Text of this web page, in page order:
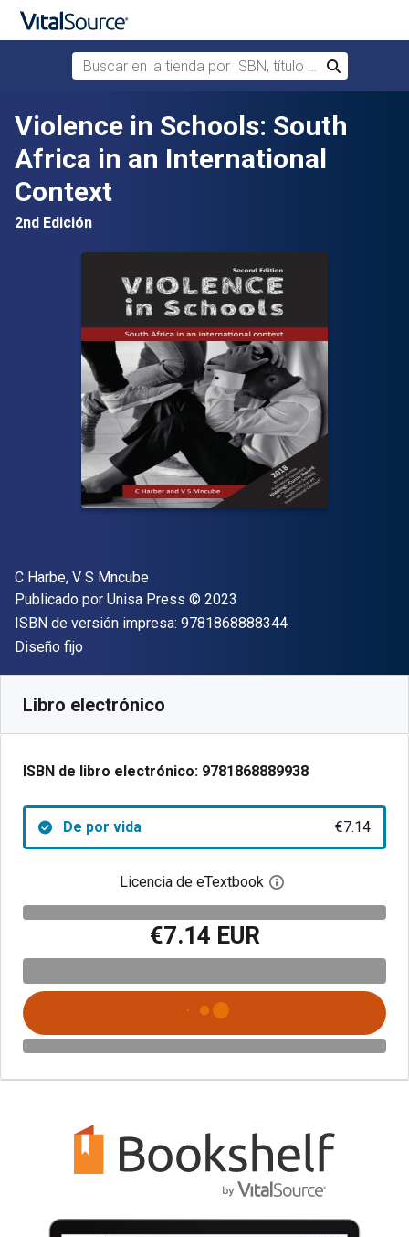
Saltar al contenido principal
Buscar en la tienda por ISBN, título o autor
Buscar
Violence in Schools: South
Africa in an International
Context
2nd Edición
Autor(es)
C Harbe, V S Mncube
Editorial
Publicado por Unisa Press Copyright
© 2023
ISBN de versión impresa: 9781868888344"ISBN-13
Formato
Diseño fijo
Libro electrónico
ISBN de libro electrónico: 9781868889938
De por vida €7.14
Licencia de eTextbook Abre el cuadro de
€7.14 EUR